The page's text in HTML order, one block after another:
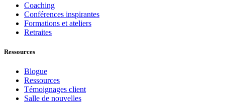
Coaching
Conférences inspirantes
Formations et ateliers
Retraites
Ressources
Blogue
Ressources
Témoignages client
Salle de nouvelles